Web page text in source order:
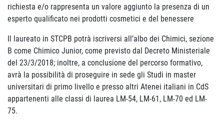
richiesta e/o rappresenta un valore aggiunto la presenza di un
esperto qualificato nei prodotti cosmetici e del benessere
Il laureato in STCPB potrà iscriversi all’albo dei Chimici, sezione
B come Chimico Junior, come previsto dal Decreto Ministeriale
del 23/3/2018; inoltre, a conclusione del percorso formativo,
avrà la possibilità di proseguire in sede gli Studi in master
universitari di primo livello e presso altri Atenei italiani in CdS
appartenenti alle classi di laurea LM-54, LM-61, LM-70 ed LM-
75.